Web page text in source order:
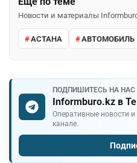
Новости и материалы
АСТАНА АВТОМОБИЛЬ
ПОДПИШИТЕСЬ НА НАС
Informburo.kz в
Оперативные новости
канале.